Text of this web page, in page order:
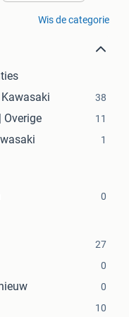
Wis de categorie
38
Overige 11
1
0
27
0
0
10